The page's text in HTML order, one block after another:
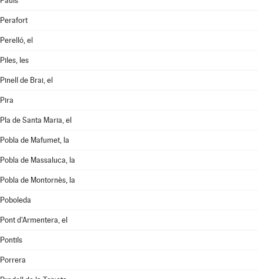
Perafort
Perelló, el
Piles, les
Pinell de Brai, el
Pira
Pla de Santa Maria, el
Pobla de Mafumet, la
Pobla de Massaluca, la
Pobla de Montornès, la
Poboleda
Pont d'Armentera, el
Pontils
Porrera